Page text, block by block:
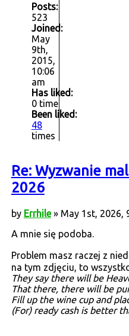
Posts:
523
Joined:
May
9th,
2015,
10:06
am
Has liked:
0 time
Been liked:
48
times
Re: Wyzwanie
2026
by Errhile» May 1st, 2026,
A mnie się podoba.
Problem masz raczej z
na tym zdjęciu, to
They say there will be
That there, there will be
Fill up the wine cup and
(For) ready cash is better